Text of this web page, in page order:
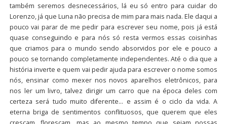
também seremos desnecessários, lá eu só entro para cuidar do
Lorenzo, já que Luna não precisa de mim para mais nada. Ele daqui a
pouco vai parar de me pedir para escrever seu nome, pois já está
quase conseguindo e para nós só resta vermos essas coisinhas
que criamos para o mundo sendo absorvidos por ele e pouco a
pouco se tornando completamente independentes. Até o dia que a
história inverte e quem vai pedir ajuda para escrever o nome somos
nós, ensinar como mexer nos novos aparelhos eletrônicos, para
nos ler um livro, talvez dirigir um carro que na época deles com
certeza será tudo muito diferente… e assim é o ciclo da vida. A
eterna briga de sentimentos conflituosos, que querem que eles